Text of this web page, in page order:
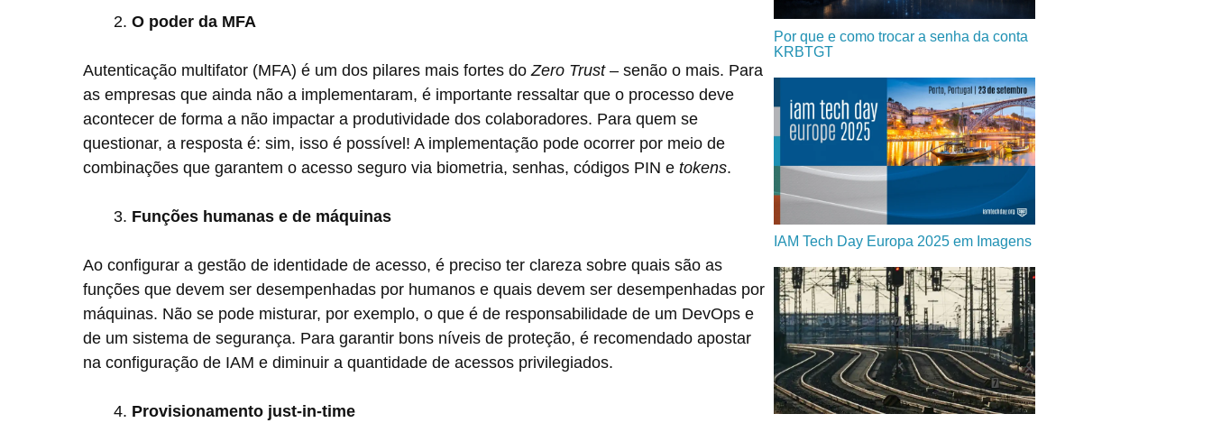
O poder da MFA
Autenticação multifator (MFA) é um dos pilares mais fortes doZero Trust– senão o mais. Para
as empresas que ainda não a implementaram, é importante ressaltar que o processo deve
acontecer de forma a não impactar a produtividade dos colaboradores. Para quem se
questionar, a resposta é: sim, isso é possível! A implementação pode ocorrer por meio de
combinações que garantem o acesso seguro via biometria, senhas, códigos PIN e tokens.
Funções humanas e de máquinas
Ao configurar a gestão de identidade de acesso, é preciso ter clareza sobre quais são as
funções que devem ser desempenhadas por humanos e quais devem ser desempenhadas por
máquinas. Não se pode misturar, por exemplo, o que é de responsabilidade de um DevOps e
de um sistema de segurança. Para garantir bons níveis de proteção, é recomendado apostar
na configuração de IAM e diminuir a quantidade de acessos privilegiados.
Provisionamento just-in-time
Por que e como trocar a senha da conta
KRBTGT
IAM Tech Day Europa 2025 em Imagens